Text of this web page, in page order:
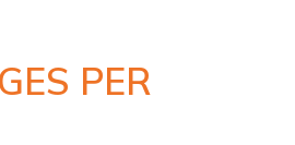
PER